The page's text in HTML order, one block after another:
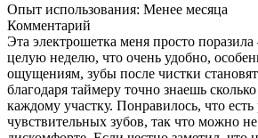
Опыт использования: Менее месяца
Комментарий
Эта электрошетка меня просто
целую неделю, что очень удобно,
ощущениям, зубы после чистки
благодаря таймеру точно знаешь
каждому участку. Понравилось, что
чувствительных зубов, так что можно